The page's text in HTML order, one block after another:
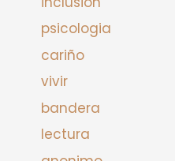
psicologia
cariño
vivir
bandera
lectura